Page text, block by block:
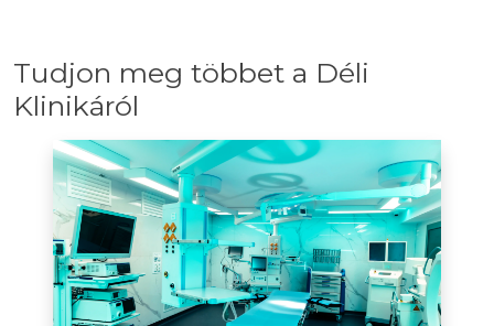
Tudjon meg többet a Déli
Klinikáról